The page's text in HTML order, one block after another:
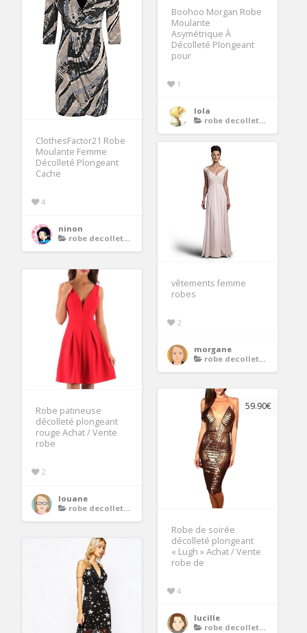
Boohoo Morgan Robe
Moulante
Asymétrique À
Décolleté Plongeant
pour
1
lola
robe decollete plongeant
ClothesFactor21 Robe
Moulante Femme
Décolleté Plongeant
Cache
4
ninon
robe decollete plongeant
vêtements femme
robes
2
morgane
robe decollete plongeant
Robe patineuse
décolleté plongeant
rouge Achat / Vente
robe
2
louane
robe decollete plongeant
59.90€
Robe de soirée
décolleté plongeant
« Lugh » Achat / Vente
robe de
4
lucille
robe decollete plongeant